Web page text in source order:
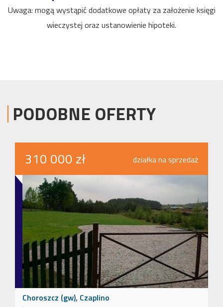
Uwaga: mogą wystąpić dodatkowe opłaty za założenie księgi
wieczystej oraz ustanowienie hipoteki.
PODOBNE OFERTY
310 000 zł działka na sprzedaż
Choroszcz (gw), Czaplino